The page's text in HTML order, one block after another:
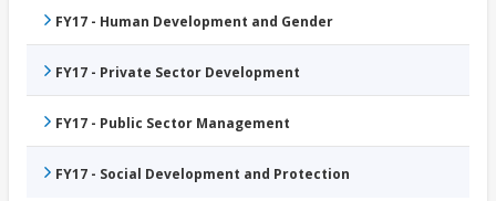
FY17 - Human Development and Gender
FY17 - Private Sector Development
FY17 - Public Sector Management
FY17 - Social Development and Protection